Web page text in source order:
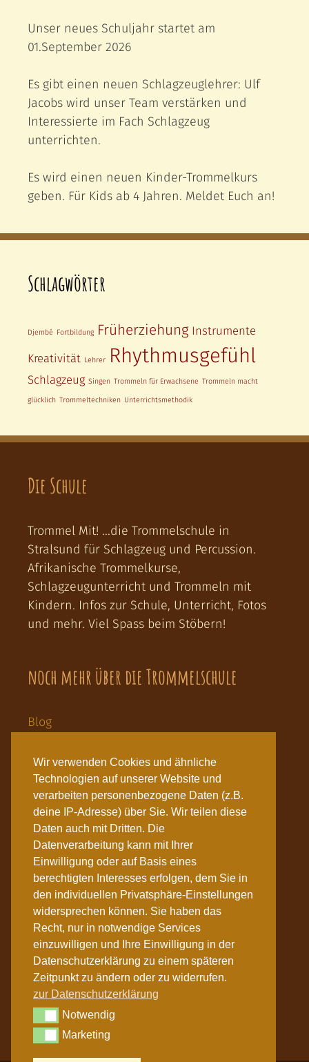
Unser neues Schuljahr startet am
01.September 2026
Es gibt einen neuen Schlagzeuglehrer: Ulf
Jacobs wird unser Team verstärken und
Interessierte im Fach Schlagzeug
unterrichten.
Es wird einen neuen Kinder-Trommelkurs
geben. Für Kids ab 4 Jahren. Meldet Euch an!
Schlagwörter
Djembé Fortbildung Früherziehung Instrumente
Kreativität Lehrer Rhythmusgefühl
Schlagzeug Singen Trommeln für Erwachsene Trommeln macht
glücklich Trommeltechniken Unterrichtsmethodik
Die Schule
Trommel Mit! ...die Trommelschule in
Stralsund für Schlagzeug und Percussion.
Afrikanische Trommelkurse,
Schlagzeugunterricht und Trommeln mit
Kindern. Infos zur Schule, Unterricht, Fotos
und mehr. Viel Spass beim Stöbern!
noch mehr über die Trommelschule
Blog
Lehrer an der Trommelschule
History – über uns
Bandprojekte
Events, Ses­si­ons, Fei­ern, Work­shops
Regelmäßig finden bei uns Jam Sessions,
Feiern und andere Events statt. Verpasst
auch keinen unserer Workshops wie:
Trommelbau, Wochenend Kurse zum afrikan.
Trommeln, Cajon Workshops , Conga Kurse …
unsere aktuellen Events findet ihr hier:
Bühne Blechwerk
Wir verwenden Cookies und ähnliche
Technologien auf unserer Website und
verarbeiten personenbezogene Daten (z.B.
deine IP-Adresse) über Sie. Wir teilen diese
Daten auch mit Dritten. Die
Datenverarbeitung kann mit Ihrer
Einwilligung oder auf Basis eines
berechtigten Interesses erfolgen, dem Sie in
den individuellen Privatsphäre-Einstellungen
widersprechen können. Sie haben das
Recht, nur in notwendige Services
einzuwilligen und Ihre Einwilligung in der
Datenschutzerklärung zu einem späteren
Zeitpunkt zu ändern oder zu widerrufen.
zur Datenschutzerklärung
NotwendigNotwendig
MarketingMarketing